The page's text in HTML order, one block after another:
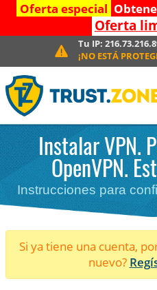
Oferta especial
Oferta
Tu IP:
¡NO ESTÁ
Instalar VPN.
OpenVPN.
Instrucciones para
Si ya tiene una cuenta,
nuevo?